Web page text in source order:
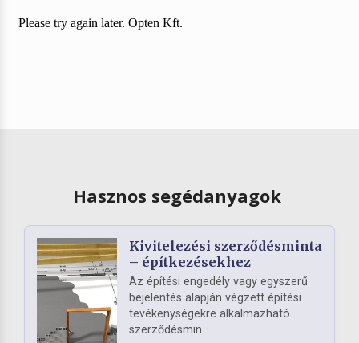
Hasznos segédanyagok
Kivitelezési szerződésminta
– építkezésekhez
Az építési engedély vagy egyszerű
bejelentés alapján végzett építési
tevékenységekre alkalmazható
szerződésmin...